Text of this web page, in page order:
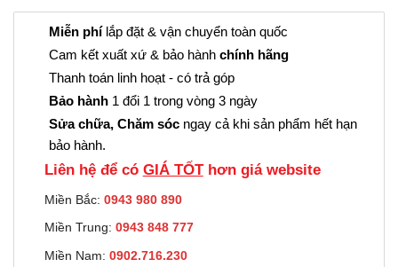
Miễn phílắp đặt & vận chuyển toàn quốc
Cam kết xuất xứ & bảo hành chính hãng
Thanh toán linh hoạt - có trả góp
Bảo hành 1 đổi 1 trong vòng 3 ngày
Sửa chữa, Chăm sóc ngay cả khi sản phẩm hết hạn
bảo hành.
Liên hệ để có GIÁ TỐThơn giá website
Miền Bắc: 0943 980 890
Miền Trung: 0943 848 777
Miền Nam: 0902.716.230